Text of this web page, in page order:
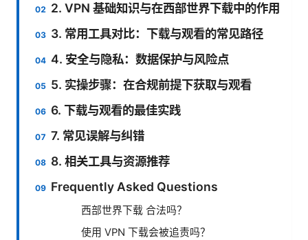
2. VPN 基础知识与在西部世界下载中的作用
3. 常用工具对比：下载与观看的常见路径
4. 安全与隐私：数据保护与风险点
5. 实操步骤：在合规前提下获取与观看
6. 下载与观看的最佳实践
7. 常见误解与纠错
8. 相关工具与资源推荐
Frequently Asked Questions
西部世界下载 合法吗？
使用 VPN 下载会被追责吗？